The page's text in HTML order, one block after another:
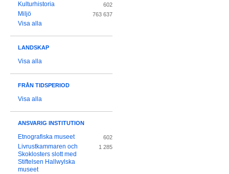
Kulturhistoria 602
Miljö 763 637
Visa alla
LANDSKAP
Visa alla
FRÅN TIDSPERIOD
Visa alla
ANSVARIG INSTITUTION
Etnografiska museet 602
Livrustkammaren och
Skoklosters slott med
Stiftelsen Hallwylska
museet
1 285